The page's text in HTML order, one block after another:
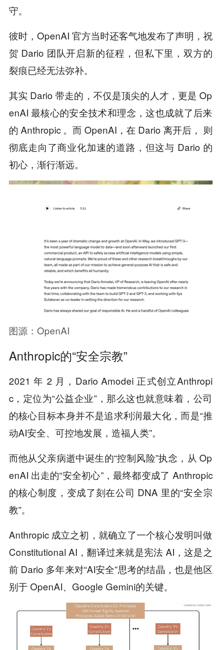
守。
彼时，OpenAI 官方当时还客气地发布了声明，祝
贺 Dario 团队开启新的征程，但私下里，双方的
裂痕已经无法弥补。
其实 Dario 带走的，不仅是顶尖的人才，更是 Op
enAI 最核心的安全技术和理念，这也成就了后来
的 Anthropic 。而 OpenAI，在 Dario 离开后， 则
彻底走向了商业化加速的道路，但这与 Dario 的
初心，渐行渐远。
图源： OpenAI
Anthropic的“安全宗教”
2021 年 2 月，Dario Amodei 正式创立Anthropi
c，定位为“公益企业”，那么这也就意味着，公司
的核心目标本身并不是追求利润最大化，而是“推
动AI安全、可控地发展，造福人类”。
而他从父亲病逝中诞生的“控制风险”执念，从 Op
enAI 出走的“安全初心”，最终都变成了 Anthropic
的核心制度，变成了刻在公司 DNA 里的“安全宗
教”。
Anthropic 成立之初，就确立了一个核心发明叫做
Constitutional AI，翻译过来就是宪法 AI，这是之
前 Dario 多年来对“AI安全”思考的结晶，也是他区
别于 OpenAI、Google Gemini的关键。